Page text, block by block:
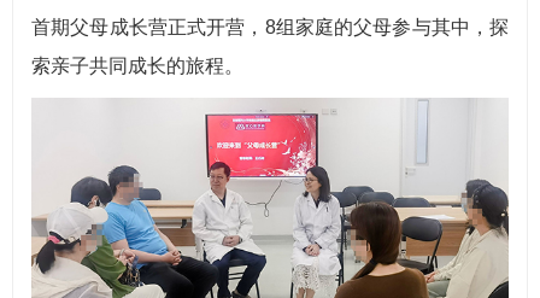
首期父母成长营正式开营，8组家庭的父母参与其中，探
索亲子共同成长的旅程。